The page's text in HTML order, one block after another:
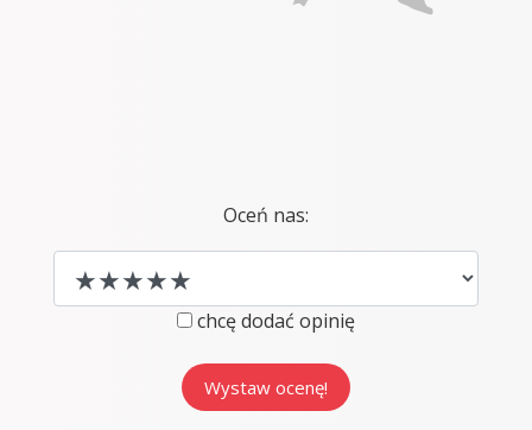
Oceń nas:
chcę dodać opinię